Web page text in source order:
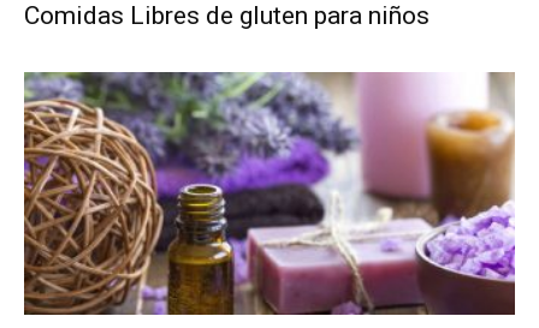
Comidas Libres de gluten para niños